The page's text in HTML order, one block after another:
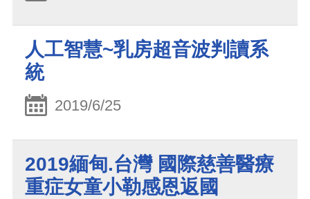
人工智慧~乳房超音波判讀系
統
2019/6/25
2019緬甸.台灣 國際慈善醫療
重症女童小勒感恩返國